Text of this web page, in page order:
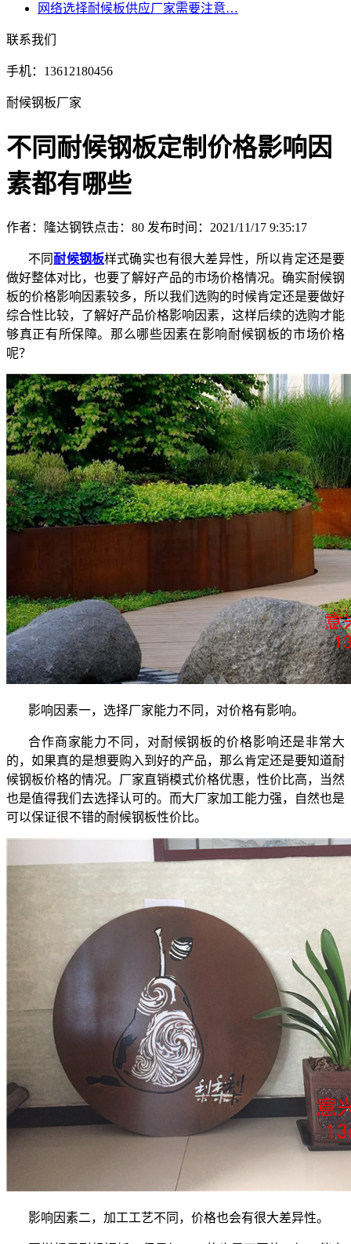
网络选择耐候板供应厂家需要注意…
联系我们
手机：13612180456
耐候钢板厂家
不同耐候钢板定制价格影响因
素都有哪些
作者：隆达钢铁点击： 80 发布时间：2021/11/17 9:35:17
不同 耐候钢板样式确实也有很大差异性，所以肯定还是要
做好整体对比，也要了解好产品的市场价格情况。确实耐候钢
板的价格影响因素较多，所以我们选购的时候肯定还是要做好
综合性比较，了解好产品价格影响因素，这样后续的选购才能
够真正有所保障。那么哪些因素在影响耐候钢板的市场价格
呢？
影响因素一，选择厂家能力不同，对价格有影响。
合作商家能力不同，对耐候钢板的价格影响还是非常大
的，如果真的是想要购入到好的产品，那么肯定还是要知道耐
候钢板价格的情况。厂家直销模式价格优惠，性价比高，当然
也是值得我们去选择认可的。而大厂家加工能力强，自然也是
可以保证很不错的耐候钢板性价比。
影响因素二，加工工艺不同，价格也会有很大差异性。